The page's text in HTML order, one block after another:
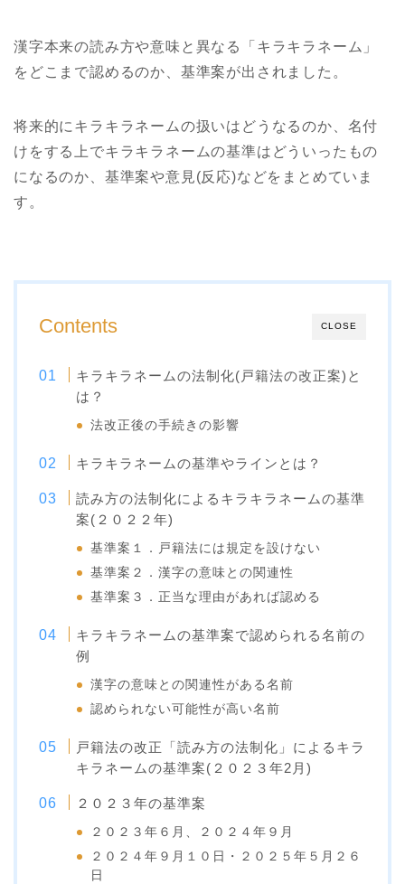
漢字本来の読み方や意味と異なる「キラキラネーム」
をどこまで認めるのか、基準案が出されました。
将来的にキラキラネームの扱いはどうなるのか、名付
けをする上でキラキラネームの基準はどういったもの
になるのか、基準案や意見(反応)などをまとめていま
す。
CLOSE
Contents
キラキラネームの法制化(戸籍法の改正案)と
は？
法改正後の手続きの影響
キラキラネームの基準やラインとは？
読み方の法制化によるキラキラネームの基準
案(２０２２年)
基準案１．戸籍法には規定を設けない
基準案２．漢字の意味との関連性
基準案３．正当な理由があれば認める
キラキラネームの基準案で認められる名前の
例
漢字の意味との関連性がある名前
認められない可能性が高い名前
戸籍法の改正「読み方の法制化」によるキラ
キラネームの基準案(２０２３年2月)
２０２３年の基準案
２０２３年６月、２０２４年９月
２０２４年９月１０日・２０２５年５月２６
日